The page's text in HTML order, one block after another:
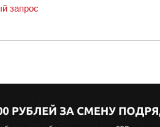
запрос